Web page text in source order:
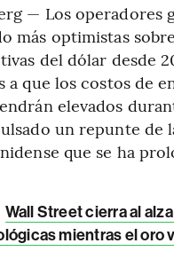
— Los operadores
más optimistas
del dólar desde
a que los costos de
elevados
un repunte de
que se ha
Wall Street cierra al
mientras el oro